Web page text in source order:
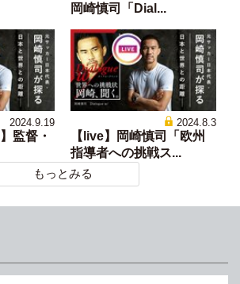
岡崎慎司「Dial...
2024.9.19
監督・
2024.8.3
【live】岡崎慎司「欧州
指導者への挑戦ス...
もっとみる